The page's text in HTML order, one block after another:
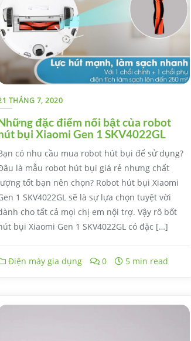
THÁNG 7, 2020
đặc điểm nổi bật của robot
bụi Xiaomi Gen 1 SKV4022GL
có nhu cầu mua robot hút bụi để sử dụng?
là mẫu robot hút bụi giá rẻ nhưng chất
tốt bạn nên chọn? Robot hút bụi Xiaomi
1 SKV4022GL sẽ là sự lựa chọn tuyệt vời
cho tất cả mọi chị em nội trợ. Vậy rô bốt
bụi Xiaomi Gen 1 SKV4022GL có đặc […]
Điện máy gia dụng 0 5 min read